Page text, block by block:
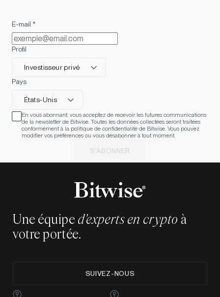
E-mail *
Profil
Investisseur privé
Pays
États-Unis
En vous abonnant, vous acceptez de recevoir les futures communications
de la newsletter de Bitwise. Toutes les données collectées seront traitées
conformément à la politique de confidentialité de Bitwise. Vous pouvez
modifier vos préférences ou vous désabonner à tout moment.
S'ABONNER
Une équipe d'experts en crypto à
votre portée.
SUIVEZ-NOUS